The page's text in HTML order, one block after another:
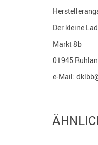
Der kleine
Markt 8b
01945
e-Mail: